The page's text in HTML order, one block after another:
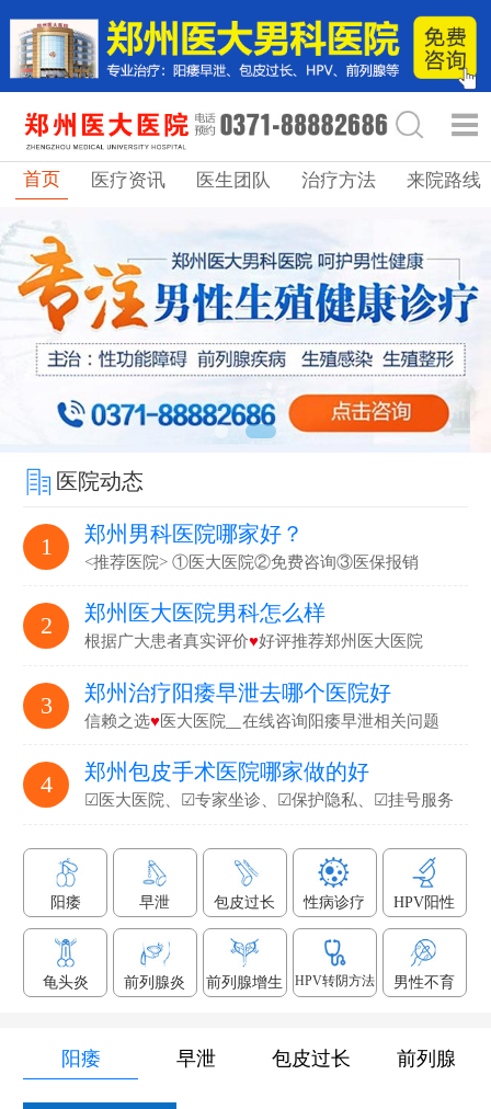
首页 医疗资讯 医生团队 治疗方法 来院路线
医院动态
1 郑州男科医院哪家好？
<推荐医院> ①医大医院②免费咨询③医保报销
2 郑州医大医院男科怎么样
根据广大患者真实评价♥好评推荐郑州医大医院
3 郑州治疗阳痿早泄去哪个医院好
信赖之选♥医大医院▁在线咨询阳痿早泄相关问题
4 郑州包皮手术医院哪家做的好
☑医大医院、☑专家坐诊、☑保护隐私、☑挂号服务
阳痿 早泄 包皮过长 性病诊疗 HPV阳性
龟头炎 前列腺炎 前列腺增生 HPV转阴方法 男性不育
阳痿 早泄 包皮过长 前列腺